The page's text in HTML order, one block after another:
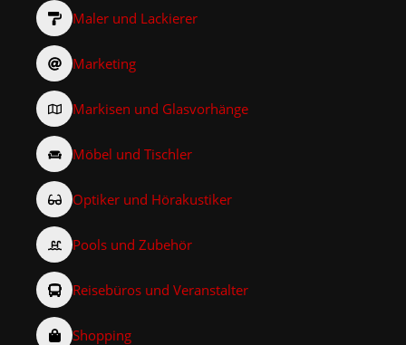
Maler und Lackierer
Marketing
Markisen und Glasvorhänge
Möbel und Tischler
Optiker und Hörakustiker
Pools und Zubehör
Reisebüros und Veranstalter
Shopping